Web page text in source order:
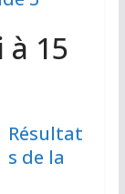
15
Résultat
s de la